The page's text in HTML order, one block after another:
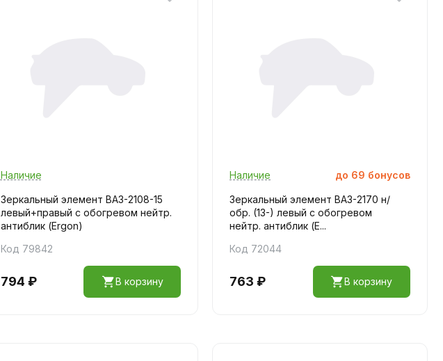
Наличие
Зеркальный элемент ВАЗ-2108-15
левый+правый с обогревом нейтр.
антиблик (Ergon)
Код 79842
794 ₽ В корзину
Наличие до 69 бонусов
Зеркальный элемент ВАЗ-2170 н/
обр. (13-) левый с обогревом
нейтр. антиблик (E...
Код 72044
763 ₽ В корзину